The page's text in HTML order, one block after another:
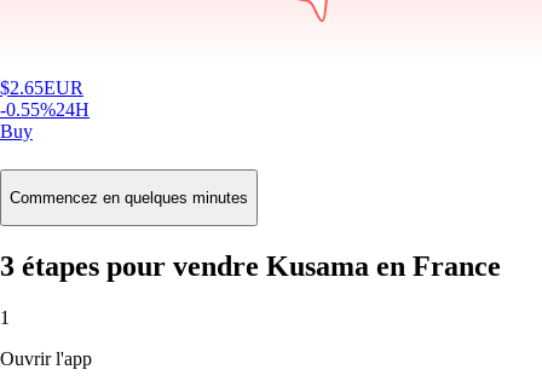
$2.65EUR
-0.55%24H
Buy
Commencez en quelques minutes
3 étapes pour vendre Kusama en France
1
Ouvrir l'app